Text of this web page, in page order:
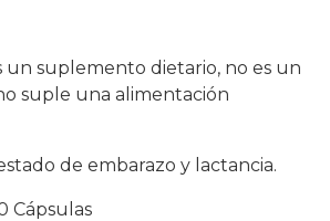
un suplemento dietario, no es un
suple una alimentación
de embarazo y lactancia.
Cápsulas